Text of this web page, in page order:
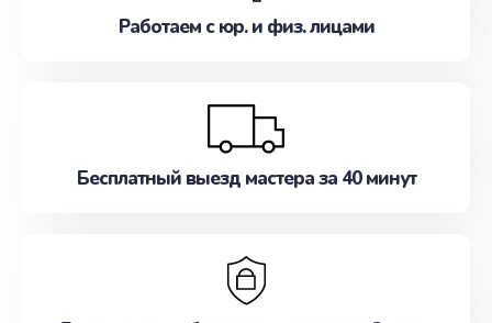
Работаем с юр. и физ. лицами
Бесплатный выезд мастера за 40 минут